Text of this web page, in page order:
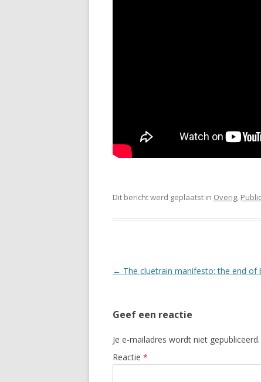
Dit bericht werd geplaatst in Overig,
Berichtnavigatie
← The cluetrain manifesto: the end of
Geef een reactie
Je e-mailadres wordt niet gepubliceerd.
Reactie *